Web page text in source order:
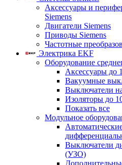
Аксессуары и
Siemens
Двигатели Siemens
Приводы Siemens
Частотные
Электрика EKF
Оборудование
Аксессуары до
Вакуумные
Выключатели
Изоляторы до
Показать все
Модульное
Выключатели
(УЗО)